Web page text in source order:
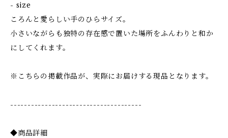
- size
ころんと愛らしい手のひらサイズ。
小さいながらも独特の存在感で置いた場所をふんわりと和か
にしてくれます。
※こちらの掲載作品が、実際にお届けする現品となります。
--------------------------------------
◆商品詳細